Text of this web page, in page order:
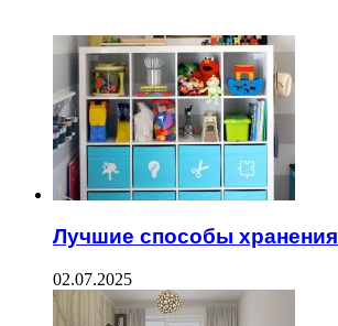
Лучшие способы
02.07.2025